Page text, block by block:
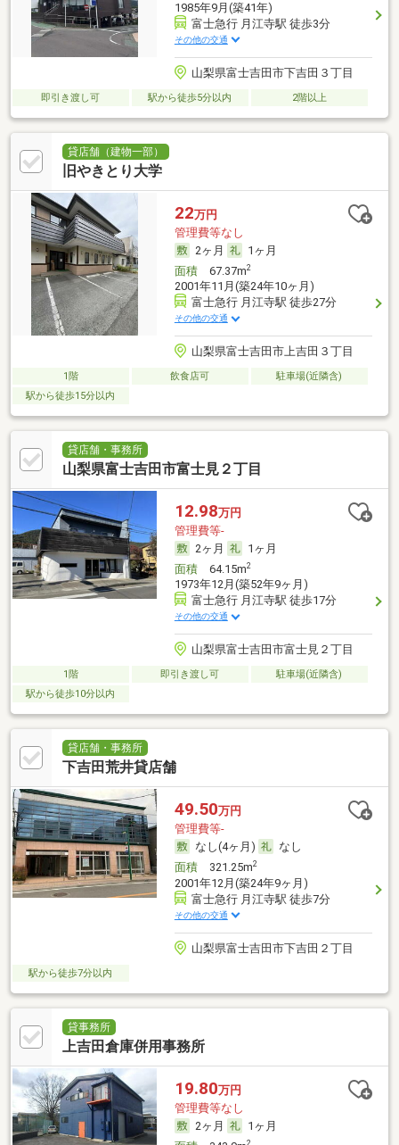
1985年9月(築41年)
富士急行 月江寺駅 徒歩3分
その他の交通
山梨県富士吉田市下吉田３丁目
即引き渡し可 駅から徒歩5分以内 2階以上
貸店舗（建物一部）
旧やきとり大学
22万円
管理費等なし
2ヶ月
1ヶ月
面積67.37m2
2001年11月(築24年10ヶ月)
富士急行 月江寺駅 徒歩27分
その他の交通
山梨県富士吉田市上吉田３丁目
1階 飲食店可
駐車場(近隣含)
駅から徒歩15分以内
貸店舗・事務所
山梨県富士吉田市富士見２丁目
12.98万円
管理費等-
2ヶ月
1ヶ月
面積64.15m2
1973年12月(築52年9ヶ月)
富士急行 月江寺駅 徒歩17分
その他の交通
山梨県富士吉田市富士見２丁目
1階 即引き渡し可
駐車場(近隣含)
駅から徒歩10分以内
貸店舗・事務所
下吉田荒井貸店舗
49.50万円
管理費等-
なし(4ヶ月)
なし
面積321.25m2
2001年12月(築24年9ヶ月)
富士急行 月江寺駅 徒歩7分
その他の交通
山梨県富士吉田市下吉田２丁目
駅から徒歩7分以内
貸事務所
上吉田倉庫併用事務所
19.80万円
管理費等なし
2ヶ月
1ヶ月
2